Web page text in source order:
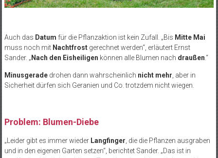
Auch das Datum für die Pflanzaktion ist kein Zufall. „Bis Mitte Mai
muss noch mit Nachtfrostgerechnet werden“, erläutert Ernst
Sander. „ Nach den Eisheiligen können alle Blumen nach draußen .“
Minusgeradedrohen dann wahrscheinlich nicht mehr , aber in
Sicherheit dürfen sich Geranien und Co. trotzdem nicht wiegen.
Problem: Blumen-Diebe
„Leider gibt es immer wieder Langfinger , die die Pflanzen ausgraben
und in den eigenen Garten setzen“, berichtet Sander. „Das ist in